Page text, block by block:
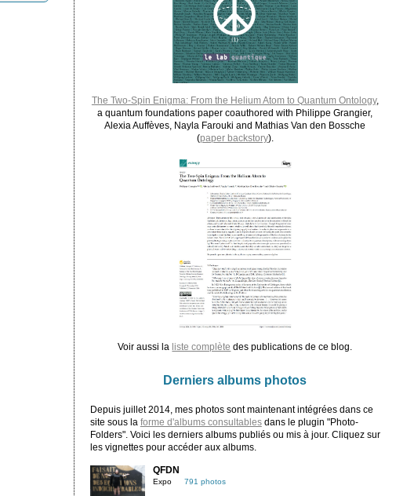
The Two-Spin Enigma: From the Helium Atom to Quantum Ontology,
a quantum foundations paper coauthored with Philippe Grangier,
Alexia Auffèves, Nayla Farouki and Mathias Van den Bossche
(paper backstory).
Voir aussi la liste complète des publications de ce blog.
Derniers albums photos
Depuis juillet 2014, mes photos sont maintenant intégrées dans ce
site sous la forme d'albums consultablesdans le plugin "Photo-
Folders". Voici les derniers albums publiés ou mis à jour. Cliquez sur
les vignettes pour accéder aux albums.
QFDN
Expo 791 photos